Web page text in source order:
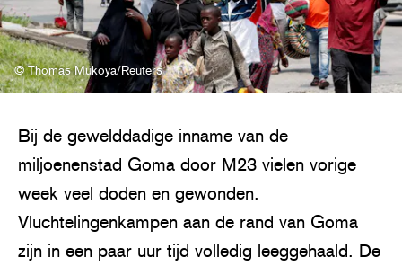
© Thomas Mukoya/Reuters
Bij de gewelddadige inname van de
miljoenenstad Goma door M23 vielen vorige
week veel doden en gewonden.
Vluchtelingenkampen aan de rand van Goma
zijn in een paar uur tijd volledig leeggehaald. De